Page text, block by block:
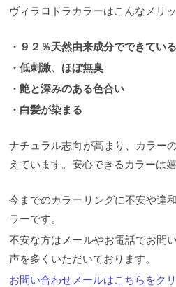
ヴィラロドラカラーはこんなメリ
・９２％天然由来成分でできてい
・低刺激、ほぼ無臭
・艶と深みのある色合い
・白髪が染まる
ナチュラル志向が高まり、カラー
えています。安心できるカラーは
今までのカラーリングに不安や違
ラーです。
不安な方はメールやお電話でお問
声を多くいただいております。
お問い合わせメールはこちらをク